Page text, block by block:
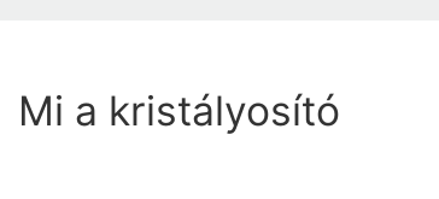
Mi a kristályosító